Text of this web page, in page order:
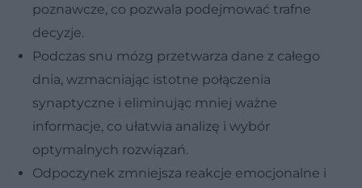
poznawcze, co pozwala podejmować trafne
decyzje.
Podczas snu mózg przetwarza dane z całego
dnia, wzmacniając istotne połączenia
synaptyczne i eliminując mniej ważne
informacje, co ułatwia analizę i wybór
optymalnych rozwiązań.
Odpoczynek zmniejsza reakcje emocjonalne i